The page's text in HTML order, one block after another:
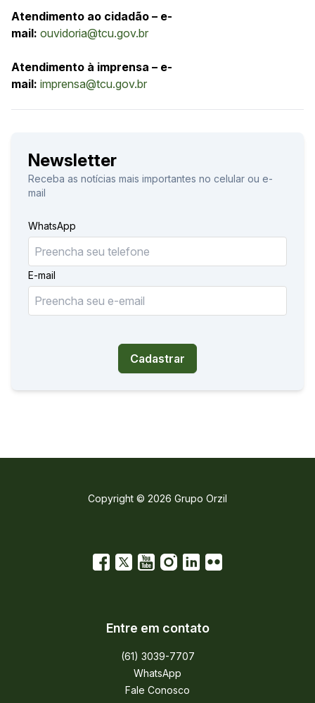
Atendimento ao cidadão – e-
mail: ouvidoria@tcu.gov.br
Atendimento à imprensa – e-
mail: imprensa@tcu.gov.br
Newsletter
Receba as notícias mais importantes no celular ou e-
mail
WhatsApp
E-mail
Cadastrar
Copyright © 2026 Grupo Orzil
Entre em contato
(61) 3039-7707
WhatsApp
Fale Conosco